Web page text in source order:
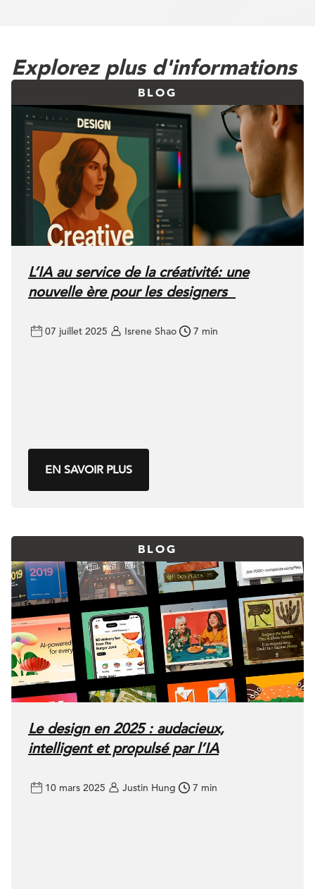
Explorez plus d'informations
BLOG
L’IA au service de la créativité: une
nouvelle ère pour les designers
07 juillet 2025 Isrene Shao 7 min
EN SAVOIR PLUS
BLOG
Le design en 2025 : audacieux,
intelligent et propulsé par l’IA
10 mars 2025 Justin Hung 7 min